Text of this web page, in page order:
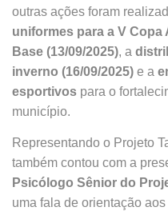
outras ações foram
uniformes para a V
Base (13/09/2025), a
inverno (16/09/2025) e a
esportivos para o
município.
Representando o Projeto
também contou com a
Psicólogo Sênior do
uma fala de orientação